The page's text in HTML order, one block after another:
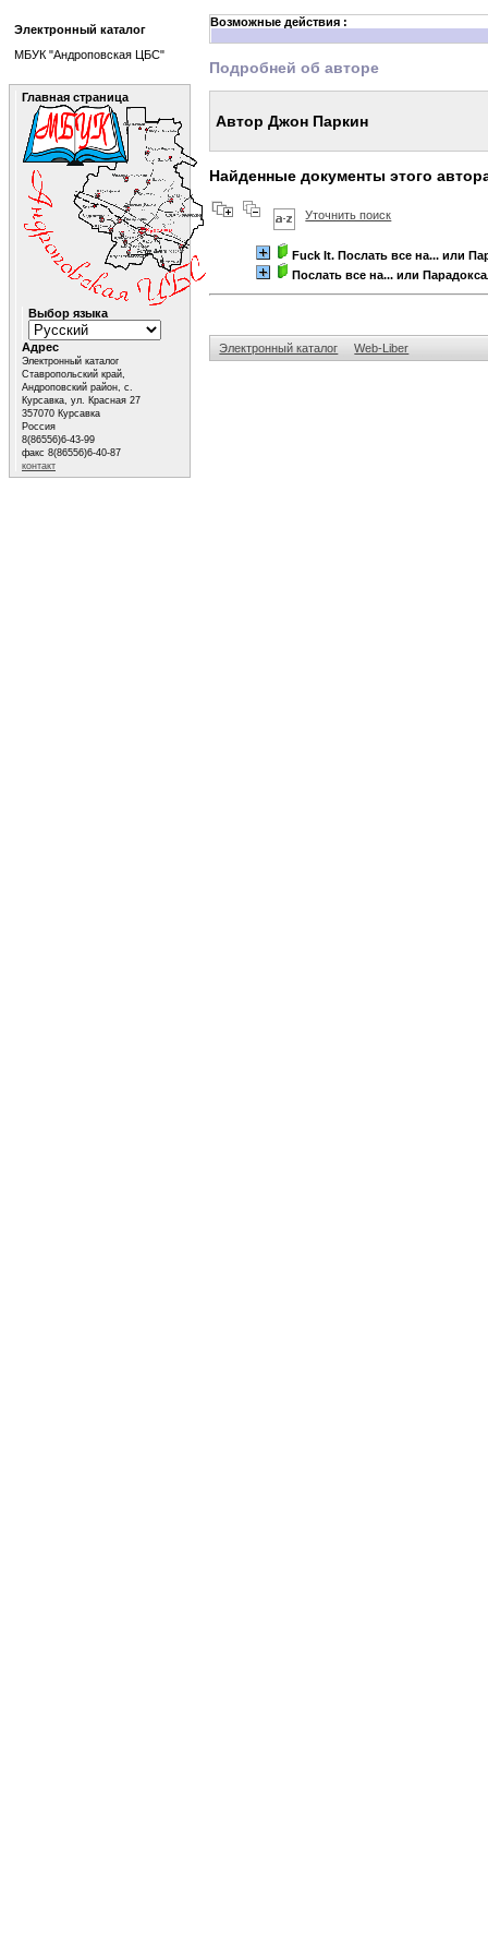
Возможные действия :
Подробней об авторе
Автор Джон Паркин
Найденные документы этого
Уточнить поиск
Fuck It. Послать все на... или
Послать все на... или
Электронный каталог Web-Liber
Электронный каталог
МБУК "Андроповская ЦБС"
Главная страница
Выбор языка
Адрес
Электронный каталог
Ставропольский край,
Андроповский район, с.
Курсавка, ул. Красная 27
357070 Курсавка
Россия
8(86556)6-43-99
факс 8(86556)6-40-87
контакт